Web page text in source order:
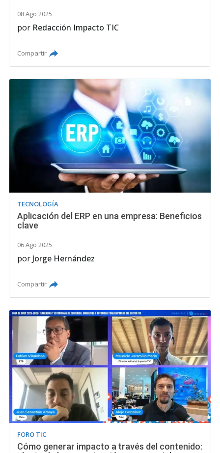
08 Ago 2025
por Redacción Impacto TIC
Compartir
TECNOLOGÍA
Aplicación del ERP en una empresa: Beneficios
clave
06 Ago 2025
por Jorge Hernández
Compartir
FORO TIC
Cómo generar impacto a través del contenido: